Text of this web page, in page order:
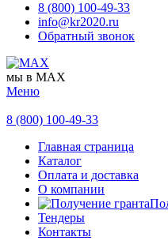
8 (800) 100-49-33
info@kr2020.ru
Обратный звонок
мы в MAX
Меню
8 (800) 100-49-33
Главная страница
Каталог
Оплата и доставка
О компании
Тендеры
Контакты